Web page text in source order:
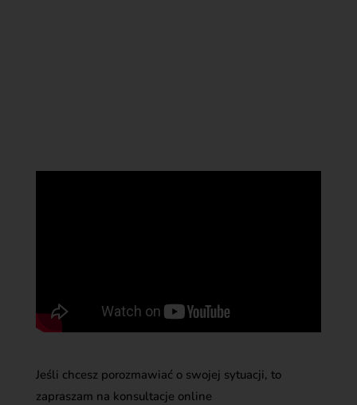
Jeśli chcesz porozmawiać o swojej sytuacji, to
zapraszam na konsultacje online